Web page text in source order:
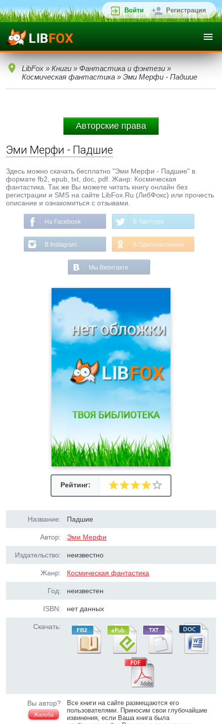
Войти Регистрация
LibFox » Книги » Фантастика и фэнтези »
Космическая фантастика » Эми Мерфи - Падшие
Авторские права
Эми Мерфи - Падшие
Здесь можно скачать бесплатно "Эми Мерфи - Падшие" в
формате fb2, epub, txt, doc, pdf. Жанр: Космическая
фантастика. Так же Вы можете читать книгу онлайн без
регистрации и SMS на сайте LibFox.Ru (ЛибФокс) или прочесть
описание и ознакомиться с отзывами.
На Facebook В Твиттере
В Instagram В Одноклассниках
Мы Вконтакте
Рейтинг:
Название: Падшие
Автор: Эми Мерфи
Издательство: неизвестно
Жанр: Космическая фантастика
Год: неизвестен
ISBN: нет данных
Скачать:
Вы автор?
Жалоба
Все книги на сайте размещаются его
пользователями. Приносим свои глубочайшие
извинения, если Ваша книга была